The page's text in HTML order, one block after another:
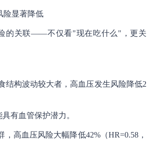
险显著降低
的关联——不仅看"现在吃什么"，更关
结构波动较大者，高血压发生风险降低2
有血管保护潜力。
高血压风险大幅降低42%（HR=0.58，